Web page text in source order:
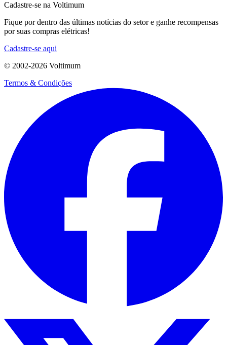
Cadastre-se na Voltimum
Fique por dentro das últimas notícias do setor e ganhe recompensas
por suas compras elétricas!
Cadastre-se aqui
© 2002-2026 Voltimum
Termos & Condições